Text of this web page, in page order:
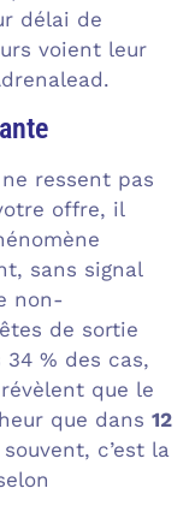
délai de
voient leur
ressent pas
offre, il
sans signal
non-
de sortie
% des cas,
que le
que dans 12
c’est la